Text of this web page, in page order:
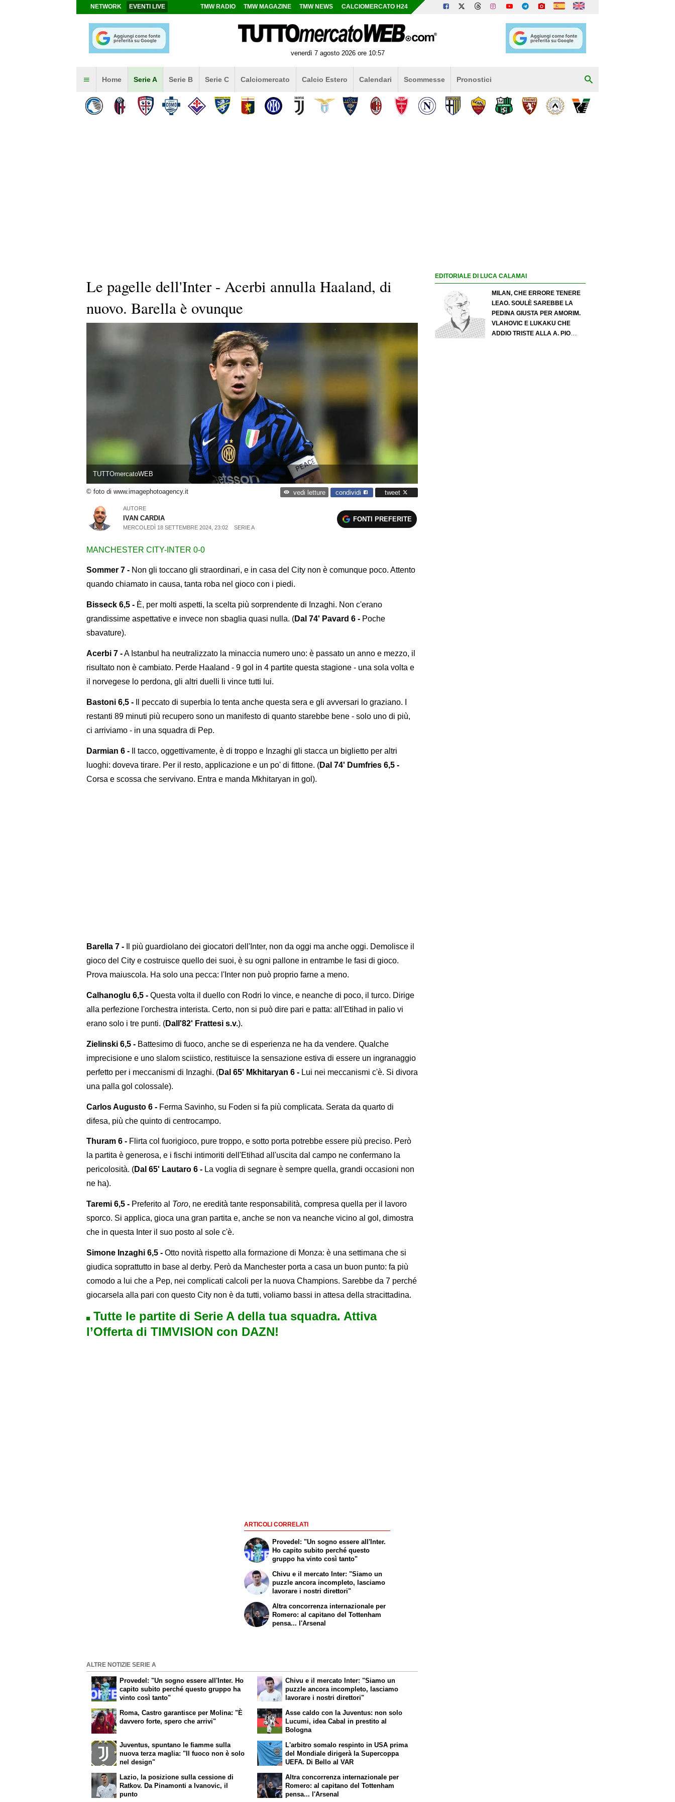
NETWORK EVENTI LIVE TMW RADIO TMW MAGAZINE TMW NEWS CALCIOMERCATO H24
venerdì 7 agosto 2026 ore 10:57
Home Serie A Serie B Serie C Calciomercato Calcio Estero Calendari Scommesse Pronostici
Le pagelle dell'Inter - Acerbi annulla Haaland, di
nuovo. Barella è ovunque
TUTTOmercatoWEB
© foto di www.imagephotoagency.it vedi letture condividi tweet
AUTORE
IVAN CARDIA
MERCOLEDÌ 18 SETTEMBRE 2024, 23:02 SERIE A
FONTI PREFERITE
MANCHESTER CITY-INTER 0-0
Sommer 7 - Non gli toccano gli straordinari, e in casa del City non è comunque poco. Attento
quando chiamato in causa, tanta roba nel gioco con i piedi.
Bisseck 6,5 - È, per molti aspetti, la scelta più sorprendente di Inzaghi. Non c'erano
grandissime aspettative e invece non sbaglia quasi nulla. (Dal 74' Pavard 6 - Poche
sbavature).
Acerbi 7 -A Istanbul ha neutralizzato la minaccia numero uno: è passato un anno e mezzo, il
risultato non è cambiato. Perde Haaland - 9 gol in 4 partite questa stagione - una sola volta e
il norvegese lo perdona, gli altri duelli li vince tutti lui.
Bastoni 6,5 - Il peccato di superbia lo tenta anche questa sera e gli avversari lo graziano. I
restanti 89 minuti più recupero sono un manifesto di quanto starebbe bene - solo uno di più,
ci arriviamo - in una squadra di Pep.
Darmian 6 - Il tacco, oggettivamente, è di troppo e Inzaghi gli stacca un biglietto per altri
luoghi: doveva tirare. Per il resto, applicazione e un po' di fittone. (Dal 74' Dumfries 6,5 -
Corsa e scossa che servivano. Entra e manda Mkhitaryan in gol).
Barella 7 - Il più guardiolano dei giocatori dell'Inter, non da oggi ma anche oggi. Demolisce il
gioco del City e costruisce quello dei suoi, è su ogni pallone in entrambe le fasi di gioco.
Prova maiuscola. Ha solo una pecca: l'Inter non può proprio farne a meno.
Calhanoglu 6,5 - Questa volta il duello con Rodri lo vince, e neanche di poco, il turco. Dirige
alla perfezione l'orchestra interista. Certo, non si può dire pari e patta: all'Etihad in palio vi
erano solo i tre punti. (Dall'82' Frattesi s.v.).
Zielinski 6,5 - Battesimo di fuoco, anche se di esperienza ne ha da vendere. Qualche
imprecisione e uno slalom sciistico, restituisce la sensazione estiva di essere un ingranaggio
perfetto per i meccanismi di Inzaghi. (Dal 65' Mkhitaryan 6 - Lui nei meccanismi c'è. Si divora
una palla gol colossale).
Carlos Augusto 6 - Ferma Savinho, su Foden si fa più complicata. Serata da quarto di
difesa, più che quinto di centrocampo.
Thuram 6 - Flirta col fuorigioco, pure troppo, e sotto porta potrebbe essere più preciso. Però
la partita è generosa, e i fischi intimoriti dell'Etihad all'uscita dal campo ne confermano la
pericolosità. (Dal 65' Lautaro 6 - La voglia di segnare è sempre quella, grandi occasioni non
ne ha).
Taremi 6,5 - Preferito al Toro, ne eredità tante responsabilità, compresa quella per il lavoro
sporco. Si applica, gioca una gran partita e, anche se non va neanche vicino al gol, dimostra
che in questa Inter il suo posto al sole c'è.
Simone Inzaghi 6,5 - Otto novità rispetto alla formazione di Monza: è una settimana che si
giudica soprattutto in base al derby. Però da Manchester porta a casa un buon punto: fa più
comodo a lui che a Pep, nei complicati calcoli per la nuova Champions. Sarebbe da 7 perché
giocarsela alla pari con questo City non è da tutti, voliamo bassi in attesa della stracittadina.
Tutte le partite di Serie A della tua squadra. Attiva
l’Offerta di TIMVISION con DAZN!
ARTICOLI CORRELATI
Provedel: "Un sogno essere all'Inter.
Ho capito subito perché questo
gruppo ha vinto così tanto"
Chivu e il mercato Inter: "Siamo un
puzzle ancora incompleto, lasciamo
lavorare i nostri direttori"
Altra concorrenza internazionale per
Romero: al capitano del Tottenham
pensa... l'Arsenal
ALTRE NOTIZIE SERIE A
Provedel: "Un sogno essere all'Inter. Ho
capito subito perché questo gruppo ha
vinto così tanto"
Roma, Castro garantisce per Molina: "È
davvero forte, spero che arrivi"
Chivu e il mercato Inter: "Siamo un
puzzle ancora incompleto, lasciamo
lavorare i nostri direttori"
Asse caldo con la Juventus: non solo
Lucumi, idea Cabal in prestito al
Bologna
Juventus, spuntano le fiamme sulla
nuova terza maglia: "Il fuoco non è solo
nel design"
Lazio, la posizione sulla cessione di
Ratkov. Da Pinamonti a Ivanovic, il
punto
L'arbitro somalo respinto in USA prima
del Mondiale dirigerà la Supercoppa
UEFA. Di Bello al VAR
Altra concorrenza internazionale per
Romero: al capitano del Tottenham
pensa... l'Arsenal
EDITORIALE DI LUCA CALAMAI
MILAN, CHE ERRORE TENERE
LEAO. SOULÈ SAREBBE LA
PEDINA GIUSTA PER AMORIM.
VLAHOVIC E LUKAKU CHE
ADDIO TRISTE ALLA A. PIO